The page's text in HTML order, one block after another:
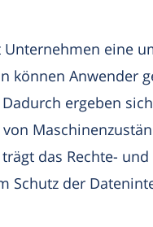
Unternehmen eine
können Anwender
ergeben
das Rechte- und
Schutz der